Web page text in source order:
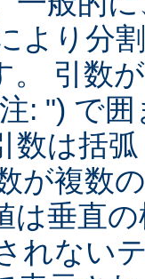
より分
。 引数
: ") で
数は括
が複数
は垂直
れない